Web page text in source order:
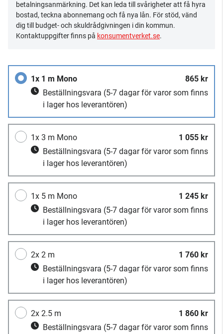
betalningsanmärkning. Det kan leda till svårigheter att få hyra
bostad, teckna abonnemang och få nya lån. För stöd, vänd
dig till budget- och skuldrådgivningen i din kommun.
Kontaktuppgifter finns på konsumentverket.se.
1x 1 m Mono
865 kr
Beställningsvara (5-7 dagar för varor som finns
i lager hos leverantören)
1x 3 m Mono
1 055 kr
Beställningsvara (5-7 dagar för varor som finns
i lager hos leverantören)
1x 5 m Mono
1 245 kr
Beställningsvara (5-7 dagar för varor som finns
i lager hos leverantören)
2x 2 m
1 760 kr
Beställningsvara (5-7 dagar för varor som finns
i lager hos leverantören)
2x 2.5 m
1 860 kr
Beställningsvara (5-7 dagar för varor som finns